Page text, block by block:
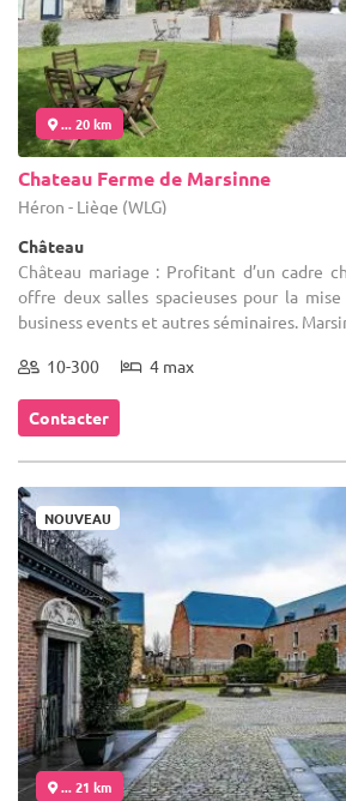
... 20 km
Chateau Ferme de Marsinne
Héron - Liège (WLG)
Château
Château mariage : Profitant d’un cadre
offre deux salles spacieuses pour la
business events et autres séminaires.
10-300 4 max
Contacter
NOUVEAU
... 21 km